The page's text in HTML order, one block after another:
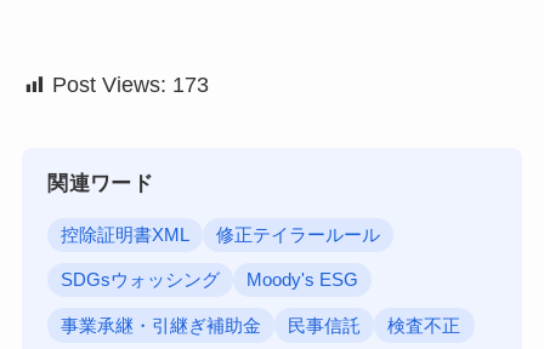
Post Views: 173
関連ワード
控除証明書XML 修正テイラールール
SDGsウォッシング Moody's ESG
事業承継・引継ぎ補助金 民事信託 検査不正